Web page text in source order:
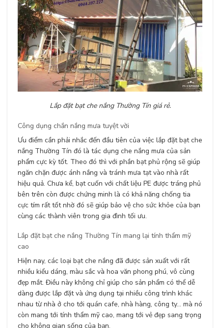
Lắp đặt bạt che nắng Thường Tín giá rẻ.
Công dụng chắn nắng mưa tuyệt vời
Ưu điểm cần phải nhắc đến đầu tiên của việc lắp đặt bạt che
nắng Thường Tín đó là tác dụng che nắng mưa của sản
phẩm cực kỳ tốt. Theo đó thì với phần bạt phủ rộng sẽ giúp
ngăn chặn được ánh nắng và tránh mưa tạt vào nhà rất
hiệu quả. Chưa kể, bạt cuốn với chất liệu PE được tráng phủ
bên trên còn được chứng minh là có khả năng chống tia
cực tím rất tốt nhờ đó sẽ giúp bảo vệ cho sức khỏe của bạn
cùng các thành viên trong gia đình tối ưu.
Lắp đặt bạt che nắng Thường Tín mang lại tính thẩm mỹ
cao
Hiện nay, các loại bạt che nắng đã được sản xuất với rất
nhiều kiểu dáng, màu sắc và hoa văn phong phú, vô cùng
đẹp mắt. Điều này không chỉ giúp cho sản phẩm có thể dễ
dàng được lắp đặt và ứng dụng tại nhiều công trình khác
nhau từ nhà ở cho tới quán cafe, nhà hàng, công ty… mà nó
còn mang tới tính thẩm mỹ cao, mang tới vẻ đẹp sang trọng
cho không gian sống của bạn.